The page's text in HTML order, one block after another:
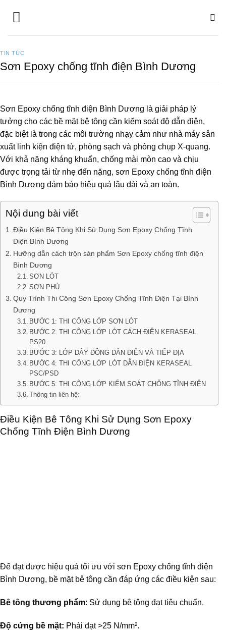
TIN TỨC
Sơn Epoxy chống tĩnh điện Bình Dương
Sơn Epoxy chống tĩnh điện Bình Dương là giải pháp lý
tưởng cho các bề mặt bê tông cần kiểm soát độ dẫn điện,
đặc biệt là trong các môi trường nhạy cảm như nhà máy sản
xuất linh kiện điện tử, phòng sạch và phòng chụp X-quang.
Với khả năng kháng khuẩn, chống mài mòn cao và chịu
được trọng tải từ nhẹ đến nặng, sơn Epoxy chống tĩnh điện
Bình Dương đảm bảo hiệu quả lâu dài và an toàn.
Nội dung bài viết
Điều Kiện Bê Tông Khi Sử Dụng Sơn Epoxy Chống Tĩnh
Điện Bình Dương
Hưỡng dẫn cách trộn sản phẩm Sơn Epoxy chống tĩnh điện
Bình Dương
SƠN LÓT
SƠN PHỦ
Quy Trình Thi Công Sơn Epoxy Chống Tĩnh Điện Tại Bình
Dương
BƯỚC 1: THI CÔNG LỚP SƠN LÓT
BƯỚC 2: THI CÔNG LỚP LÓT CÁCH ĐIỆN KERASEAL
PS20
BƯỚC 3: LỚP DÂY ĐỒNG DẪN ĐIỆN VÀ TIẾP ĐỊA
BƯỚC 4: THI CÔNG LỚP LÓT DẪN ĐIỆN KERASEAL
PSC/PSD
BƯỚC 5: THI CÔNG LỚP KIỂM SOÁT CHỐNG TĨNH ĐIỆN
Thông tin liên hệ:
Điều Kiện Bê Tông Khi Sử Dụng Sơn Epoxy
Chống Tĩnh Điện Bình Dương
Để đạt được hiệu quả tối ưu với sơn Epoxy chống tĩnh điện
Bình Dương, bề mặt bê tông cần đáp ứng các điều kiện sau:
Bê tông thương phẩm: Sử dụng bê tông đạt tiêu chuẩn.
Độ cứng bề mặt: Phải đạt >25 N/mm².